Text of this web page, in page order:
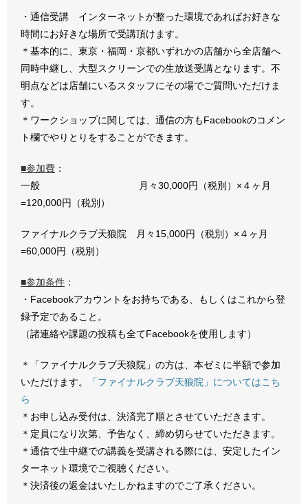
・通信受講 インターネットが整った環境であればお好きな
時間にお好きな場所で受講頂けます。
＊基本的に、東京・福岡・京都いずれかの店舗から全店舗へ
同時中継し、大型スクリーンでの生放送受講となります。不
明点などは店舗にいるスタッフにその場でご質問いただけま
す。
＊ワークショップに関しては、通信の方もFacebookのコメン
ト欄でやりとりをすることができます。
■参加費 ：
一般 月々30,000円（税別）×４ヶ月
=120,000円（税別）
ファイナルクラブ天狼院 月々15,000円（税別）×４ヶ月
=60,000円（税別）
■参加条件 ：
・Facebookアカウントをお持ちである、もしくはこれから登
録予定であること。
（諸連絡や課題の投稿も全てFacebookを使用します）
＊「ファイナルクラブ天狼院」の方は、本ゼミに半額で参加
いただけます。
「ファイナルクラブ天狼院」についてはこち
ら
＊お申し込み受付は、決済完了順とさせていただきます。
＊定員になり次第、予告なく、締め切らせていただきます。
＊通信で生中継での講義を受講される際には、安定したイン
ターネット環境でご視聴ください。
＊決済後の返金はいたしかねますのでご了承ください。